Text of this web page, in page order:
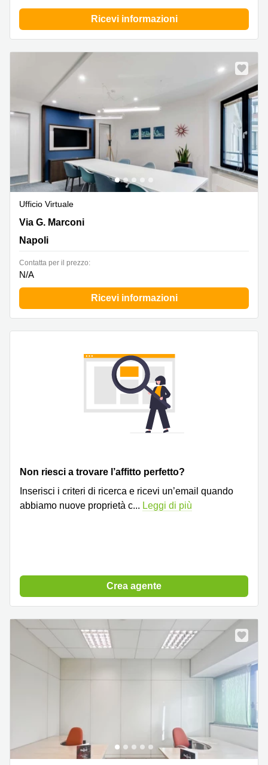
Ricevi informazioni
Ufficio Virtuale
Via G. Marconi 15, Napoli
Via G. Marconi
Napoli
Сontatta per il prezzo:
N/A
Ricevi informazioni
Non riesci a trovare l’affitto perfetto?
Inserisci i criteri di ricerca e ricevi un’email quando
abbiamo nuove proprietà c... Leggi di più
Crea agente